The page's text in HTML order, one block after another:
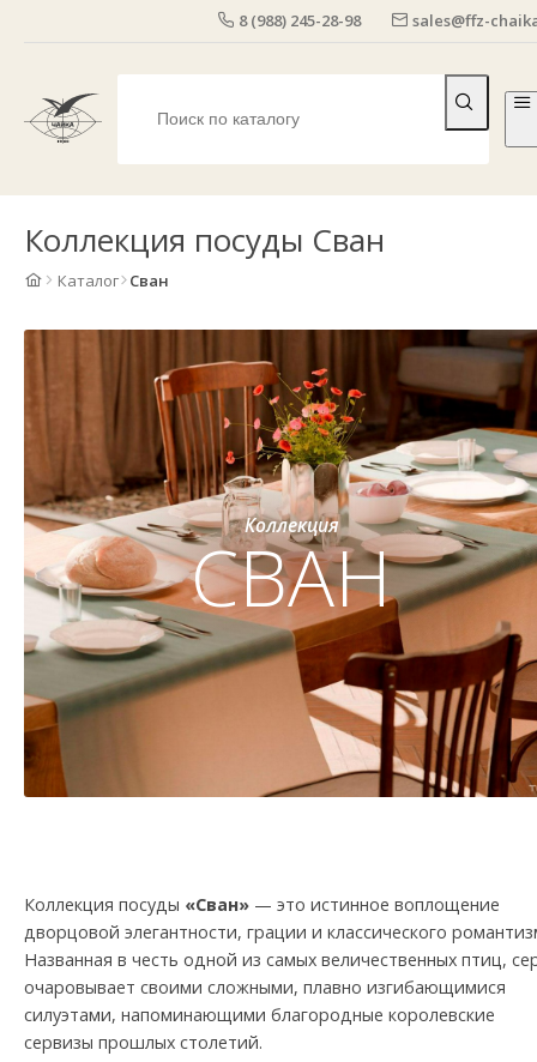
8 (988) 245-28-98 sales@ffz-
Коллекция посуды Сван
Каталог Сван
Коллекция
СВАН
Коллекция посуды «Сван»— это истинное воплощение
дворцовой элегантности, грации и классического
Названная в честь одной из самых величественных птиц,
очаровывает своими сложными, плавно изгибающимися
силуэтами, напоминающими благородные королевские
сервизы прошлых столетий.